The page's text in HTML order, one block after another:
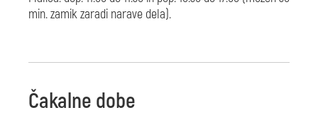
min. zamik zaradi narave dela).
Čakalne dobe